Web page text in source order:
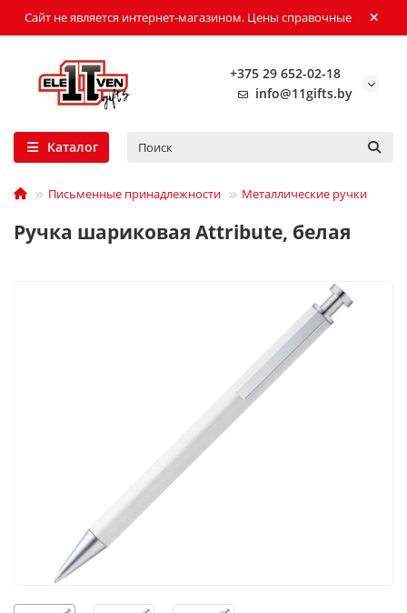
Сайт не является интернет-магазином. Цены справочные
+375 29 652-02-18
info@11gifts.by
Каталог
Письменные принадлежности Металлические ручки
Ручка шариковая Attribute, белая